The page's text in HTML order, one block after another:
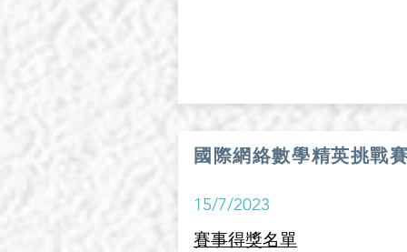
國際網絡數學精英挑戰
15/7/2023
賽事得獎名單